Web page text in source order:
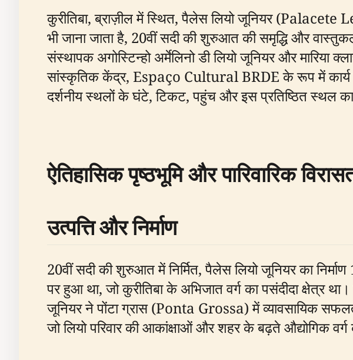
कुरीतिबा, ब्राज़ील में स्थित, पैलेस लियो जूनियर
भी जाना जाता है, 20वीं सदी की शुरुआत की समृद्धि और
संस्थापक अगोस्टिन्हो अर्मेलिनो डी लियो जूनियर और मारिया
सांस्कृतिक केंद्र, Espaço Cultural BRDE के रूप में कार्य
दर्शनीय स्थलों के घंटे, टिकट, पहुंच और इस प्रतिष्ठित स्थल
ऐतिहासिक पृष्ठभूमि और पारिवारिक
उत्पत्ति और निर्माण
20वीं सदी की शुरुआत में निर्मित, पैलेस लियो जूनियर का
पर हुआ था, जो कुरीतिबा के अभिजात वर्ग का पसंदीदा क्षेत्र
जूनियर ने पोंटा ग्रास (Ponta Grossa) में व्यावसायिक
जो लियो परिवार की आकांक्षाओं और शहर के बढ़ते औद्योगिक वर्ग